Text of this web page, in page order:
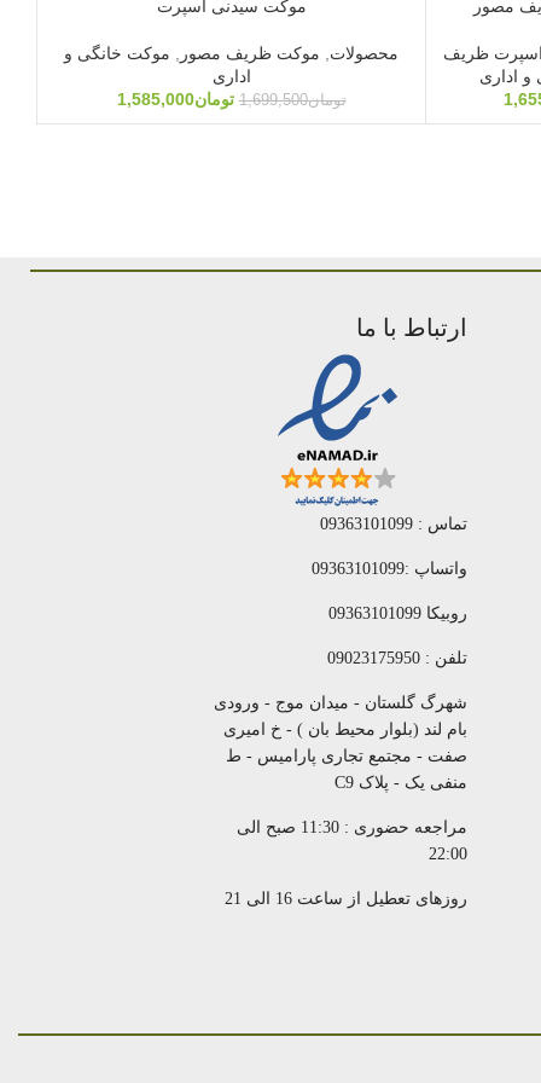
ظریف
اداری
موکت سیدنی اسپرت
محصولات موکت ظریف مصور
موکت خانگی و
اداری
تومان1,699,500 تومان1,585,000
ارتباط با ما
تماس : 09363101099
واتساپ :09363101099
روبیکا 09363101099
تلفن : 09023175950
شهرگ گلستان - میدان موج - ورودی
بام لند (بلوار محیط بان ) - خ امیری
صفت - مجتمع تجاری پارامیس - ط
منفی یک - پلاک C9
مراجعه حضوری : 11:30 صبح الی
22:00
روزهای تعطیل از ساعت 16 الی 21